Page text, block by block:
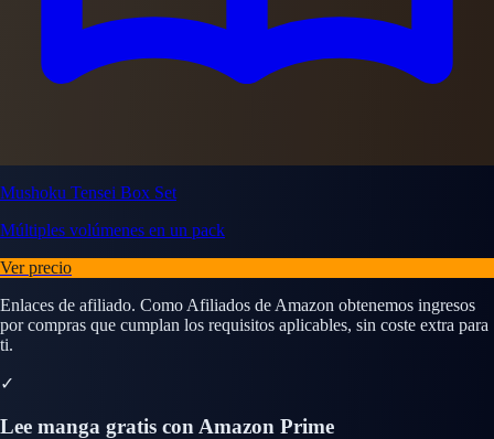
Mushoku Tensei Box Set
Múltiples volúmenes en un pack
Ver precio
Enlaces de afiliado. Como Afiliados de Amazon obtenemos ingresos
por compras que cumplan los requisitos aplicables, sin coste extra para
ti.
✓
Lee manga gratis con Amazon Prime